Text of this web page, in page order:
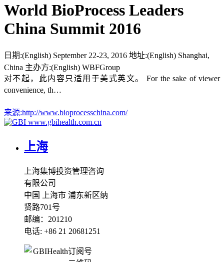
World BioProcess Leaders
China Summit 2016
日期:(English) September 22-23, 2016 地址:(English) Shanghai,
China 主办方:(English) WBFGroup
对不起，此内容只适用于美式英文。 For the sake of viewer
convenience, th…
来源:http://www.bioprocesschina.com/
www.gbihealth.com.cn
上海
上海集博投资管理咨询
有限公司
中国 上海市 浦东新区纳
贤路701号
邮编：201210
电话: +86 21 20681251